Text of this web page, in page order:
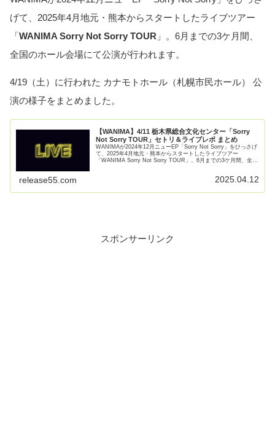
げて、2025年4月地元・熊本からスタートしたライブツアー
「WANIMA Sorry Not Sorry TOUR 」。6月までの3ケ月間、
全国のホール会場にて公演が行われます。
4/19（土）に行われた カナモトホール（札幌市民ホール） 公
演の様子をまとめました。
【WANIMA】4/11 栃木県総合文化センター「Sorry
Not Sorry TOUR」セトリ＆ライブレポ まとめ
WANIMAが2024年12月ニューEP「Sorry Not Sorry」をひっさげ
て、2025年4月地元・熊本からスタートしたライブツアー
「WANIMA Sorry Not Sorry TOUR」。6月までの3ケ月間、全国
release55.com 2025.04.12
スポンサーリンク